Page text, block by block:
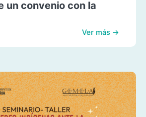
un convenio con la
Ver más →